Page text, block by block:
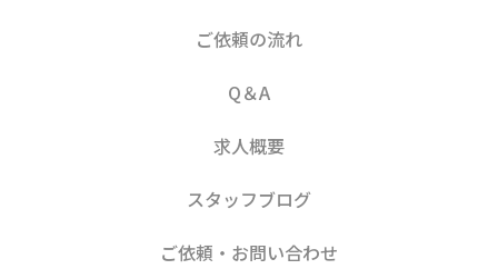
ご依頼の流れ
Q＆A
求人概要
スタッフブログ
ご依頼・お問い合わせ